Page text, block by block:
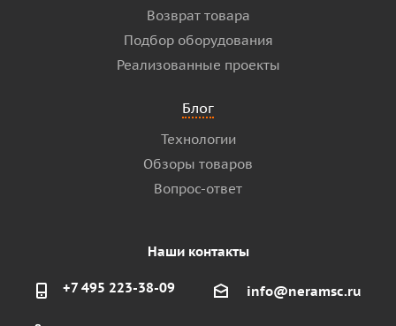
Возврат товара
Подбор оборудования
Реализованные проекты
Блог
Технологии
Обзоры товаров
Вопрос-ответ
Наши контакты
+7 495 223-38-09 info@neramsc.ru